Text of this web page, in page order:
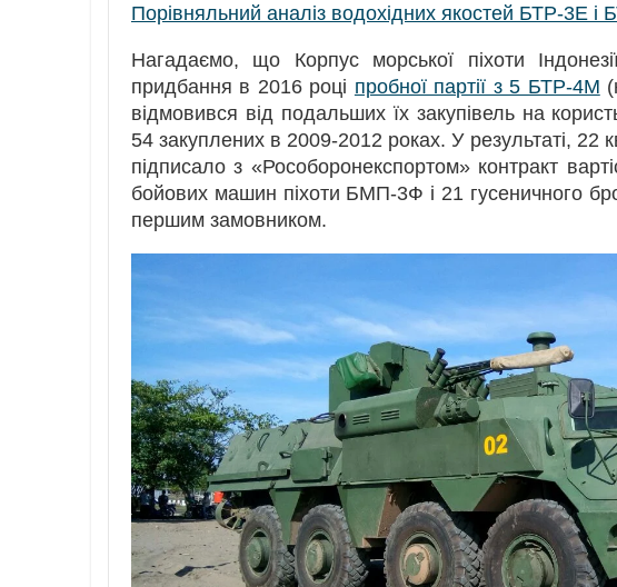
Порівняльний аналіз водохідних якостей БТР-3Е і
Нагадаємо, що Корпус морської піхоти
придбання в 2016 році пробної партії з 5 БТР-4М
відмовився від подальших їх закупівель на
54 закуплених в 2009-2012 роках. У результаті, 22
підписало з «Рособоронекспортом» контракт
бойових машин піхоти БМП-3Ф і 21 гусеничного
першим замовником.